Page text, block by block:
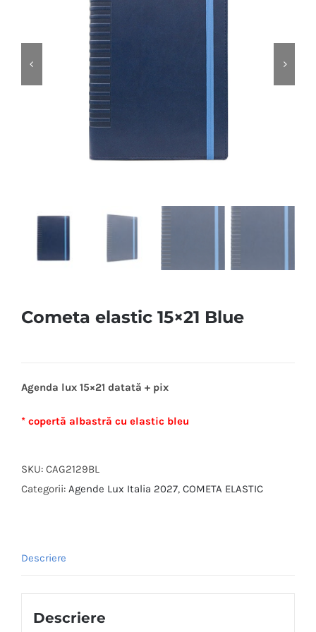
Cometa elastic 15×21 Blue
Agenda lux 15×21 datată + pix
* copertă albastră cu elastic bleu
SKU: CAG2129BL
Categorii: Agende Lux Italia 2027, COMETA ELASTIC
Descriere
Descriere